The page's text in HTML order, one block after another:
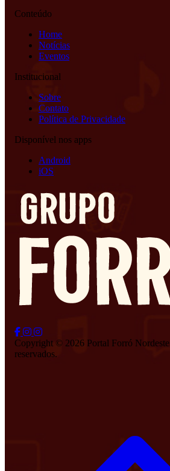
Conteúdo
Home
Notícias
Eventos
Institucional
Sobre
Contato
Política de Privacidade
Disponível nos apps
Android
iOS
Copyright © 2026 Portal Forró
reservados.